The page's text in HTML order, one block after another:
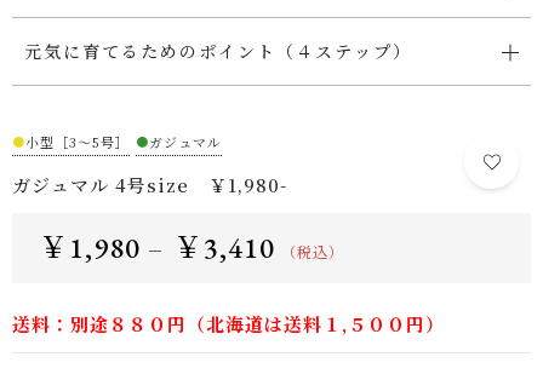
元気に育てるためのポイント（４ステップ）
●小型［3～5号］ ●ガジュマル
ガジュマル 4号size ￥1,980-
￥ 1,980 – ￥3,410 （税込）
送料：別途８８０円（北海道は送料１,５００円）